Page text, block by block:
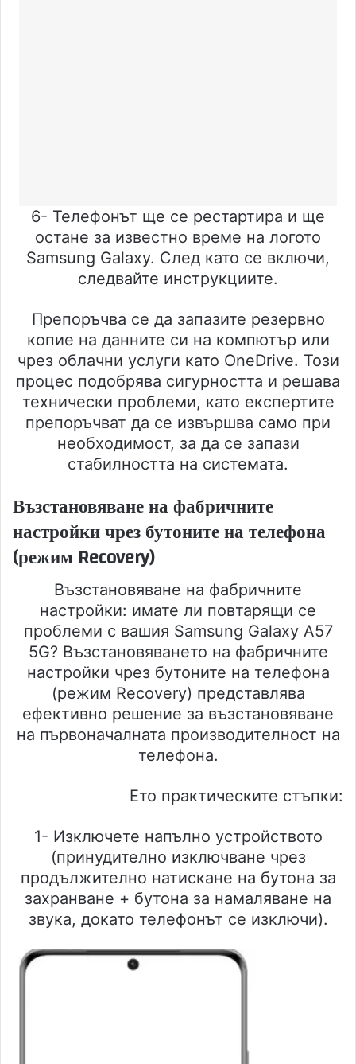
6- Телефонът ще се рестартира и ще
остане за известно време на логото
Samsung Galaxy. След като се включи,
следвайте инструкциите.
Препоръчва се да запазите резервно
копие на данните си на компютър или
чрез облачни услуги като OneDrive. Този
процес подобрява сигурността и решава
технически проблеми, като експертите
препоръчват да се извършва само при
необходимост, за да се запази
стабилността на системата.
Възстановяване на фабричните
настройки чрез бутоните на телефона
(режим Recovery)
Възстановяване на фабричните
настройки: имате ли повтарящи се
проблеми с вашия Samsung Galaxy A57
5G? Възстановяването на фабричните
настройки чрез бутоните на телефона
(режим Recovery) представлява
ефективно решение за възстановяване
на първоначалната производителност на
телефона.
Ето практическите стъпки:
1- Изключете напълно устройството
(принудително изключване чрез
продължително натискане на бутона за
захранване + бутона за намаляване на
звука, докато телефонът се изключи).